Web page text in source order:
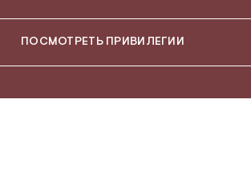
ПОСМОТРЕТЬ ПРИВИЛЕГИИ